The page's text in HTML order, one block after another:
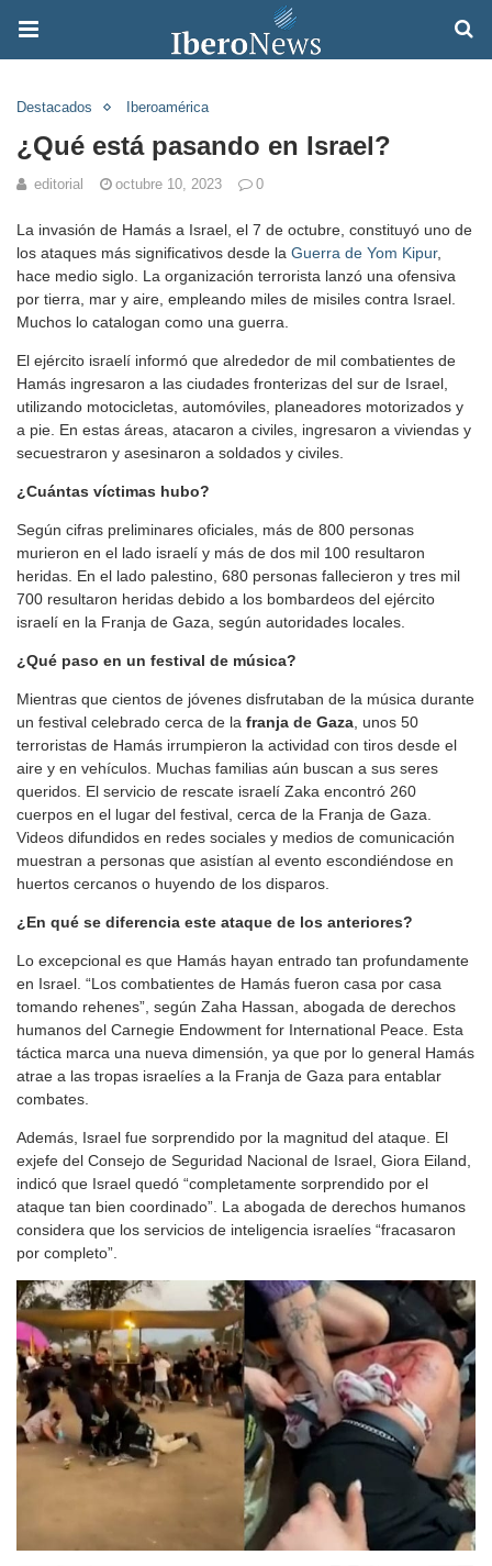
Destacados Iberoamérica
¿Qué está pasando en Israel?
editorial octubre 10, 2023 0
La invasión de Hamás a Israel, el 7 de octubre, constituyó uno de
los ataques más significativos desde la Guerra de Yom Kipur,
hace medio siglo. La organización terrorista lanzó una ofensiva
por tierra, mar y aire, empleando miles de misiles contra Israel.
Muchos lo catalogan como una guerra.
El ejército israelí informó que alrededor de mil combatientes de
Hamás ingresaron a las ciudades fronterizas del sur de Israel,
utilizando motocicletas, automóviles, planeadores motorizados y
a pie. En estas áreas, atacaron a civiles, ingresaron a viviendas y
secuestraron y asesinaron a soldados y civiles.
¿Cuántas víctimas hubo?
Según cifras preliminares oficiales, más de 800 personas
murieron en el lado israelí y más de dos mil 100 resultaron
heridas. En el lado palestino, 680 personas fallecieron y tres mil
700 resultaron heridas debido a los bombardeos del ejército
israelí en la Franja de Gaza, según autoridades locales.
¿Qué paso en un festival de música?
Mientras que cientos de jóvenes disfrutaban de la música durante
un festival celebrado cerca de la franja de Gaza , unos 50
terroristas de Hamás irrumpieron la actividad con tiros desde el
aire y en vehículos. Muchas familias aún buscan a sus seres
queridos. El servicio de rescate israelí Zaka encontró 260
cuerpos en el lugar del festival, cerca de la Franja de Gaza.
Videos difundidos en redes sociales y medios de comunicación
muestran a personas que asistían al evento escondiéndose en
huertos cercanos o huyendo de los disparos.
¿En qué se diferencia este ataque de los anteriores?
Lo excepcional es que Hamás hayan entrado tan profundamente
en Israel. “Los combatientes de Hamás fueron casa por casa
tomando rehenes”, según Zaha Hassan, abogada de derechos
humanos del Carnegie Endowment for International Peace. Esta
táctica marca una nueva dimensión, ya que por lo general Hamás
atrae a las tropas israelíes a la Franja de Gaza para entablar
combates.
Además, Israel fue sorprendido por la magnitud del ataque. El
exjefe del Consejo de Seguridad Nacional de Israel, Giora Eiland,
indicó que Israel quedó “completamente sorprendido por el
ataque tan bien coordinado”. La abogada de derechos humanos
considera que los servicios de inteligencia israelíes “fracasaron
por completo”.